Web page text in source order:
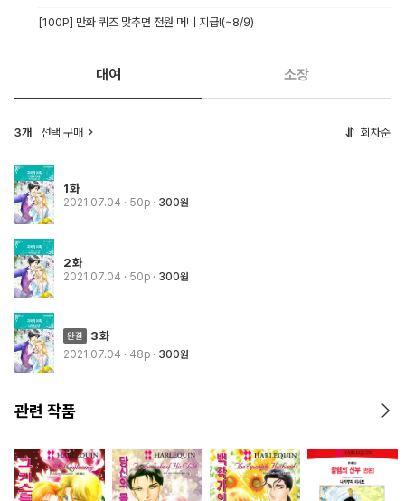
[100P] 만화 퀴즈 맞추면 전원 머니 지급!(~8/9)
대여 소장
3개 선택 구매 회차순
1화
2021.07.04 · 50p 300원
2화
2021.07.04 · 50p 300원
3화
2021.07.04 · 48p 300원
관련 작품